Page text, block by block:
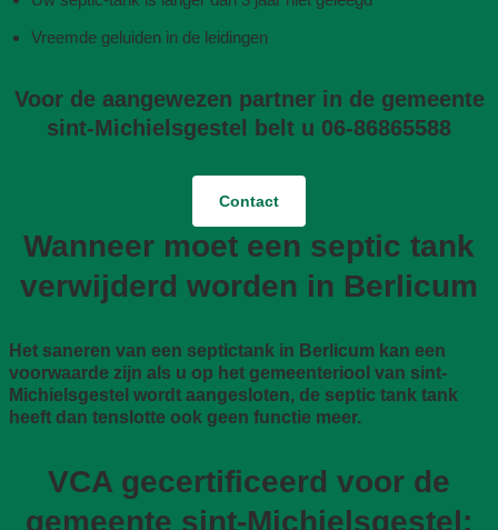
Vreemde geluiden in de leidingen
Voor de aangewezen partner in de gemeente
sint-Michielsgestel belt u 06-86865588
Contact
Wanneer moet een septic tank
verwijderd worden in Berlicum
Het saneren van een septictank in Berlicum kan een
voorwaarde zijn als u op het gemeenteriool van sint-
Michielsgestel wordt aangesloten, de septic tank tank
heeft dan tenslotte ook geen functie meer.
VCA gecertificeerd voor de
gemeente sint-Michielsgestel: